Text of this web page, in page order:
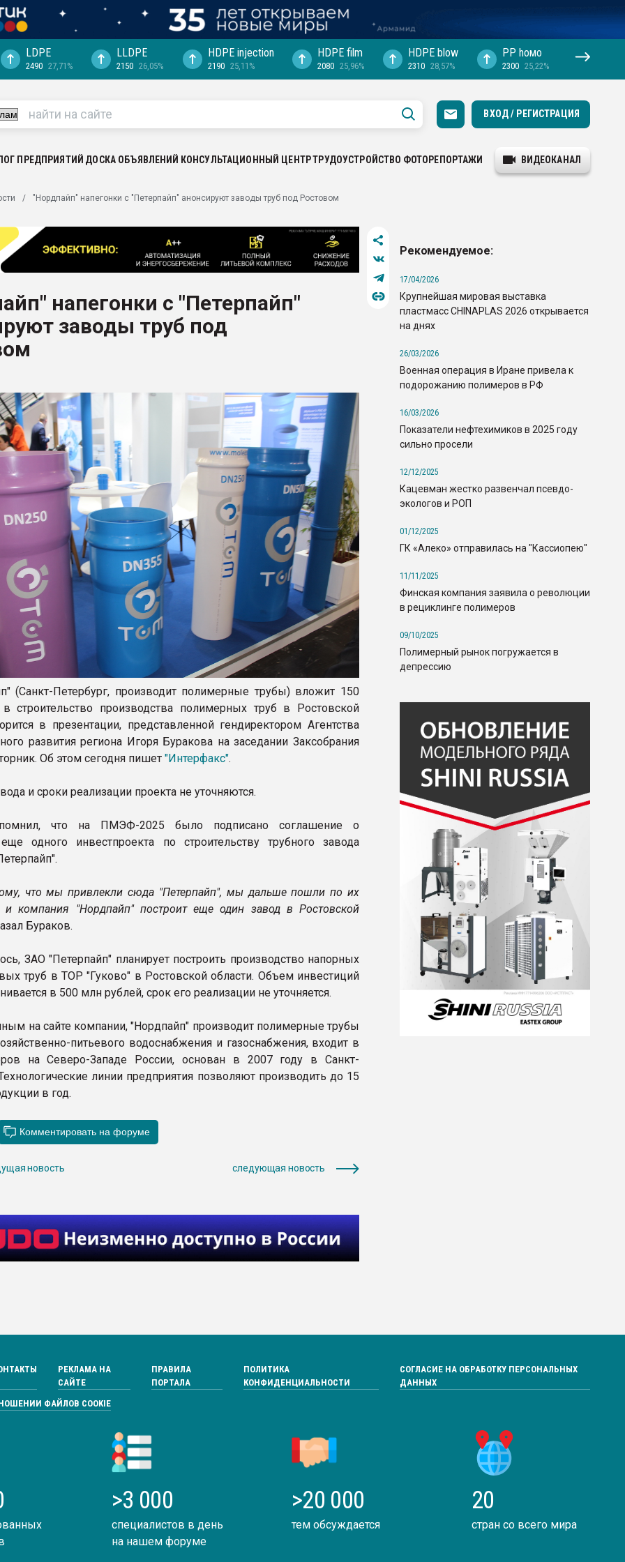
выходит на
рынке
ПЭТ
LDPE
2490 27,71%
LLDPE
2150 26,05%
HDPE injection
2190 25,11%
HDPE film
2080 25,96%
HDPE blow
2310 28,57%
PP hомо
2300 25,22%
ВХОД / РЕГИСТРАЦИЯ
ПРЕДПРИЯТИЙ ДОСКА ОБЪЯВЛЕНИЙ КОНСУЛЬТАЦИОННЫЙ ЦЕНТРТРУДОУСТРОЙСТВО ФОТОРЕПОРТАЖИ ВИДЕОКАНАЛ
"Нордпайп" напегонки с "Петерпайп" анонсируют заводы труб под Ростовом
напегонки с "Петерпайп"
заводы труб под
(Санкт-Петербург, производит полимерные трубы) вложит 150
строительство производства полимерных труб в Ростовской
в презентации, представленной гендиректором Агентства
развития региона Игоря Буракова на заседании Заксобрания
Об этом сегодня пишет "Интерфакс".
и сроки реализации проекта не уточняются.
что на ПМЭФ-2025 было подписано соглашение о
одного инвестпроекта по строительству трубного завода
что мы привлекли сюда "Петерпайп", мы дальше пошли по их
и компания "Нордпайп" построит еще один завод в Ростовской
Бураков.
ЗАО "Петерпайп" планирует построить производство напорных
труб в ТОР "Гуково" в Ростовской области. Объем инвестиций
в 500 млн рублей, срок его реализации не уточняется.
на сайте компании, "Нордпайп" производит полимерные трубы
питьевого водоснабжения и газоснабжения, входит в
на Северо-Западе России, основан в 2007 году в Санкт-
линии предприятия позволяют производить до 15
в год.
новость следующая новость
Рекомендуемое:
17/04/2026
Крупнейшая мировая выставка
пластмасс CHINAPLAS 2026 открывается
на днях
26/03/2026
Военная операция в Иране привела к
подорожанию полимеров в РФ
16/03/2026
Показатели нефтехимиков в 2025 году
сильно просели
12/12/2025
Кацевман жестко развенчал псевдо-
экологов и РОП
01/12/2025
ГК «Алеко» отправилась на "Кассиопею"
11/11/2025
Финская компания заявила о революции
в рециклинге полимеров
09/10/2025
Полимерный рынок погружается в
депрессию
РЕКЛАМА НА
САЙТЕ
ПРАВИЛА
ПОРТАЛА
ПОЛИТИКА
КОНФИДЕНЦИАЛЬНОСТИ
СОГЛАСИЕ НА ОБРАБОТКУ ПЕРСОНАЛЬНЫХ
ДАННЫХ
ФАЙЛОВ COOKIE
>3 000
специалистов в день
на нашем форуме
>20 000
тем обсуждается
20
стран со всего мира